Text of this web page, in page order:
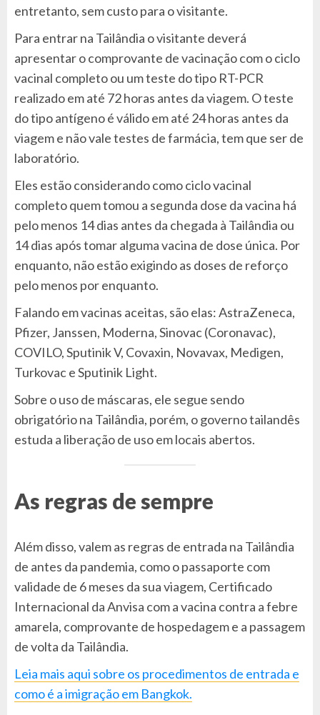
entretanto, sem custo para o visitante.
Para entrar na Tailândia o visitante deverá
apresentar o comprovante de vacinação com o ciclo
vacinal completo ou um teste do tipo RT-PCR
realizado em até 72 horas antes da viagem. O teste
do tipo antígeno é válido em até 24 horas antes da
viagem e não vale testes de farmácia, tem que ser de
laboratório.
Eles estão considerando como ciclo vacinal
completo quem tomou a segunda dose da vacina há
pelo menos 14 dias antes da chegada à Tailândia ou
14 dias após tomar alguma vacina de dose única. Por
enquanto, não estão exigindo as doses de reforço
pelo menos por enquanto.
Falando em vacinas aceitas, são elas: AstraZeneca,
Pfizer, Janssen, Moderna, Sinovac (Coronavac),
COVILO, Sputinik V, Covaxin, Novavax, Medigen,
Turkovac e Sputinik Light.
Sobre o uso de máscaras, ele segue sendo
obrigatório na Tailândia, porém, o governo tailandês
estuda a liberação de uso em locais abertos.
As regras de sempre
Além disso, valem as regras de entrada na Tailândia
de antes da pandemia, como o passaporte com
validade de 6 meses da sua viagem, Certificado
Internacional da Anvisa com a vacina contra a febre
amarela, comprovante de hospedagem e a passagem
de volta da Tailândia.
Leia mais aqui sobre os procedimentos de entrada e
como é a imigração em Bangkok.